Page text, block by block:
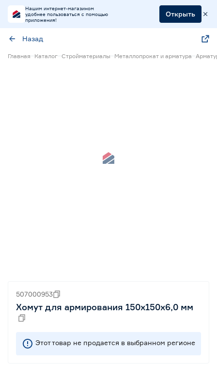
Нашим интернет-магазином
удобнее пользоваться с помощью
приложения!
Открыть
Назад
Главная Каталог Стройматериалы Металлопрокат и арматура
507000953
Хомут для армирования 150х150х6,0 мм
Этот товар не продается в выбранном регионе